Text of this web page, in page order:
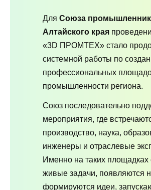
Для Союза
Алтайского края
«3D ПРОМТЕХ» стало
системной работы по
профессиональных
промышленности региона.
Союз последовательно
мероприятия, где
производство, наука,
инженеры и отраслевые
Именно на таких площадках
живые задачи, появляются
формируются идеи,